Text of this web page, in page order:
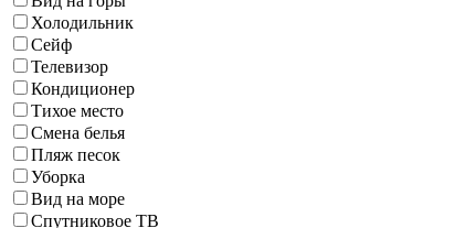
Холодильник
Сейф
Телевизор
Кондиционер
Тихое место
Смена белья
Пляж песок
Уборка
Вид на море
Спутниковое ТВ